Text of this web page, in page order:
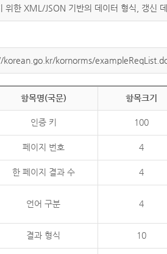
위한 XML/JSON 기반의 데이터 형식, 갱신
korean.go.kr/kornorms/
항목명(국문) 항목크기
인증 키 100
페이지 번호 4
한 페이지 결과 수 4
언어 구분 4
결과 형식 10